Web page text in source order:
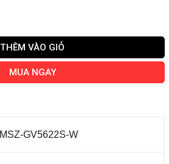
THÊM VÀO GIỎ
MUA NGAY
MSZ-GV5622S-W